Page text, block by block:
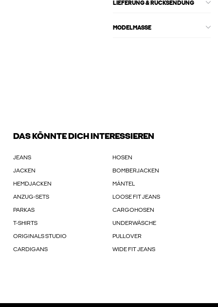
LIEFERUNG & RÜCKSENDUNG
MODELMASSE
DAS KÖNNTE DICH INTERESSIEREN
JEANS HOSEN
JACKEN BOMBERJACKEN
HEMDJACKEN MÄNTEL
ANZUG-SETS LOOSE FIT JEANS
PARKAS CARGOHOSEN
T-SHIRTS UNDERWÄSCHE
ORIGINALS STUDIO PULLOVER
CARDIGANS WIDE FIT JEANS